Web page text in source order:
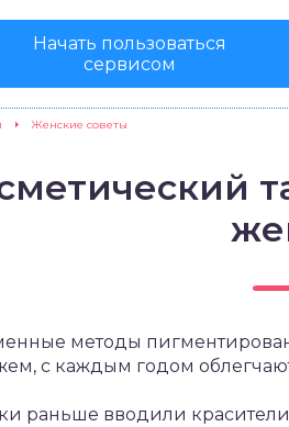
Начать пользоваться
сервисом
Женские советы
методы
с каждым годом
раньше вводили красители